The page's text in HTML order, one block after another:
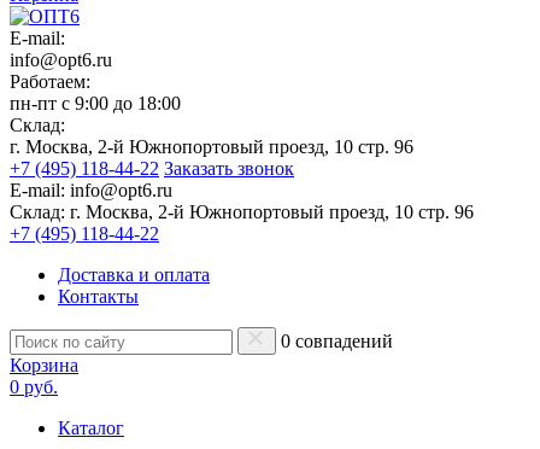
E-mail:
info@opt6.ru
Работаем:
пн-пт с 9:00 до 18:00
Склад:
г. Москва, 2-й Южнопортовый проезд, 10 стр. 96
+7 (495) 118-44-22 Заказать звонок
E-mail: info@opt6.ru
Склад: г. Москва, 2-й Южнопортовый проезд, 10 стр. 96
+7 (495) 118-44-22
Доставка и оплата
Контакты
0 совпадений
Корзина
0 руб.
Каталог